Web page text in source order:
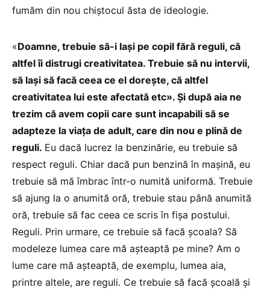
fumăm din nou chiștocul ăsta de ideologie.
«Doamne, trebuie să-i lași pe copil fără reguli, că
altfel îi distrugi creativitatea. Trebuie să nu intervii,
să lași să facă ceea ce el dorește, că altfel
creativitatea lui este afectată etc». Și după aia ne
trezim că avem copii care sunt incapabili să se
adapteze la viața de adult, care din nou e plină de
reguli. Eu dacă lucrez la benzinărie, eu trebuie să
respect reguli. Chiar dacă pun benzină în mașină, eu
trebuie să mă îmbrac într-o numită uniformă. Trebuie
să ajung la o anumită oră, trebuie stau până anumită
oră, trebuie să fac ceea ce scris în fișa postului.
Reguli. Prin urmare, ce trebuie să facă școala? Să
modeleze lumea care mă așteaptă pe mine? Am o
lume care mă așteaptă, de exemplu, lumea aia,
printre altele, are reguli. Ce trebuie să facă școală și